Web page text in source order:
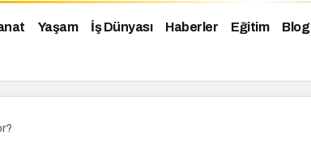
Yaşam İş Dünyası Haberler Eğitim Blog